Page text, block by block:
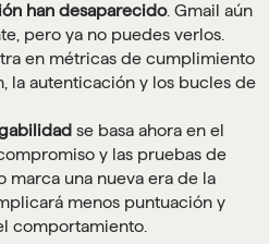
han desaparecido. Gmail aún
pero ya no puedes verlos.
en métricas de cumplimiento
la autenticación y los bucles de
se basa ahora en el
y las pruebas de
marca una nueva era de la
menos puntuación y
comportamiento.